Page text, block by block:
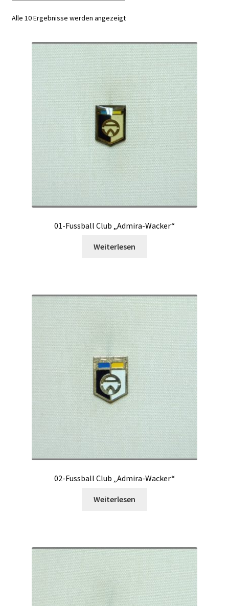
Alle 10 Ergebnisse werden angezeigt
01-Fussball Club „Admira-Wacker“
Weiterlesen
02-Fussball Club „Admira-Wacker“
Weiterlesen